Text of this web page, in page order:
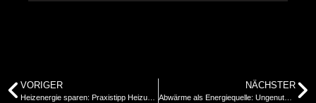
VORIGER NÄCHSTER
Abwärme als Energiequelle: Ungenutzte Potenziale erkennen und effizient nutzen